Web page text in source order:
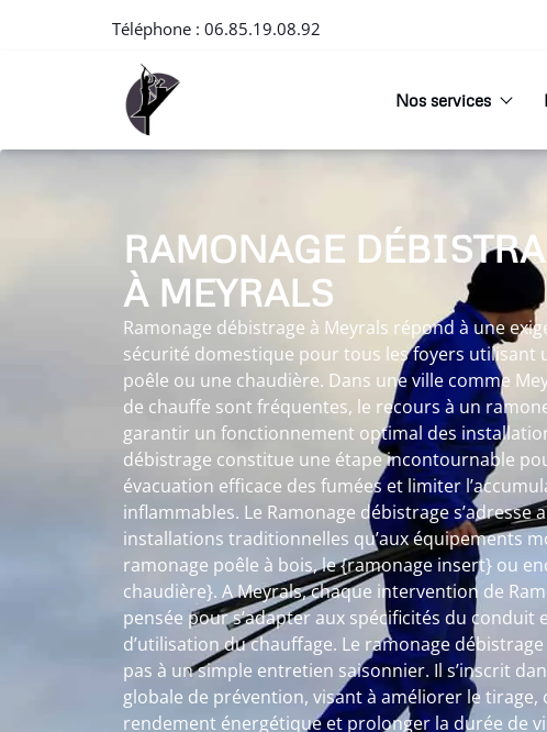
Téléphone : 06.85.19.08.92
Nos services
RAMONAGE
À MEYRALS
Ramonage débistrage à Meyrals répond à une
sécurité domestique pour tous les foyers utilisant
poêle ou une chaudière. Dans une ville comme
de chauffe sont fréquentes, le recours à un
garantir un fonctionnement optimal des
débistrage constitue une étape incontournable
évacuation efficace des fumées et limiter
inflammables. Le Ramonage débistrage s’adresse
installations traditionnelles qu’aux équipements
ramonage poêle à bois, le {ramonage insert} ou
chaudière}. A Meyrals, chaque intervention de
pensée pour s’adapter aux spécificités du conduit
d’utilisation du chauffage. Le ramonage
pas à un simple entretien saisonnier. Il s’inscrit
globale de prévention, visant à améliorer le tirage,
rendement énergétique et prolonger la durée de